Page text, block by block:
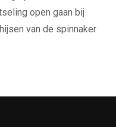
open gaan bij
van de spinnaker